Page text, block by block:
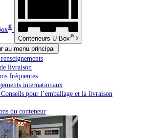
®
Conteneurs U-Box®
au menu principal
livraison
fréquentes
internationaux
Conseils pour l’emballage et la livraison
du conteneur